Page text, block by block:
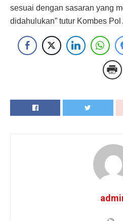
sesuai dengan sasaran yang
didahulukan” tutur Kombes